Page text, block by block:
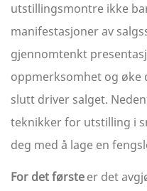
utstillingsmontre ikke
manifestasjoner av
gjennomtenkt
oppmerksomhet og øke
slutt driver salget.
teknikker for utstilling i
deg med å lage en
For det førsteer det